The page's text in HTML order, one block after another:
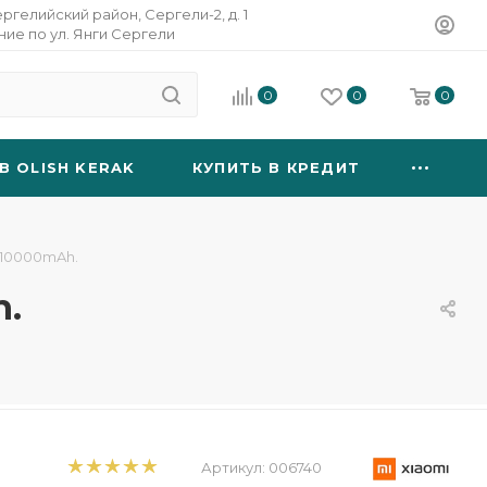
район, Сергели-2, д. 1
по ул. Янги Сергели
0 0 0
OLISH KERAK КУПИТЬ В КРЕДИТ
Артикул: 006740